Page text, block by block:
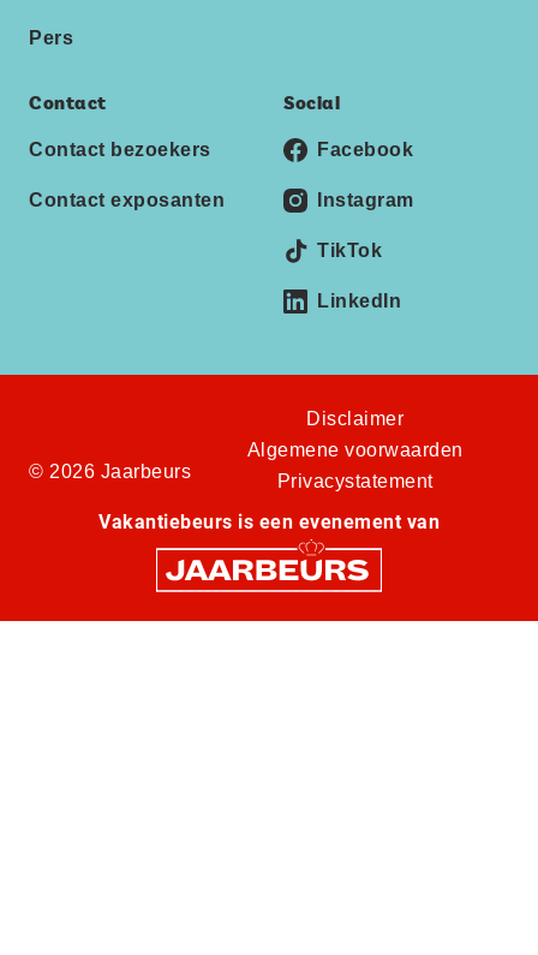
Pers
Contact
Contact bezoekers
Contact exposanten
Social
Facebook
Instagram
TikTok
LinkedIn
© 2026 Jaarbeurs
Disclaimer
Algemene voorwaarden
Privacystatement
Vakantiebeurs is een evenement van